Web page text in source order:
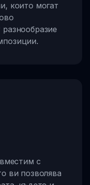
които могат
с
ви позволява